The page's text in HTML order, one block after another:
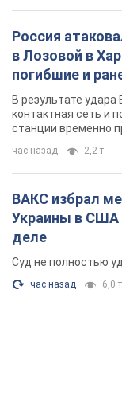
Россия
в Лозовой в
погибшие и
В результате
контактная сеть и
станции временно
час назад 2,2 т.
ВАКС избрал
Украины в США
деле
Суд не полностью
час назад 6,0